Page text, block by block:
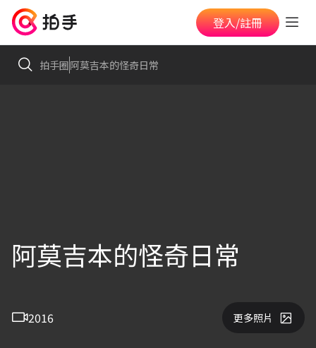
登入/註冊
拍手圈阿莫吉本的怪奇日常
阿莫吉本的怪奇日常
2016 更多照片